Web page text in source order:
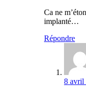
Ca ne
implanté…
Répondre
8 avril